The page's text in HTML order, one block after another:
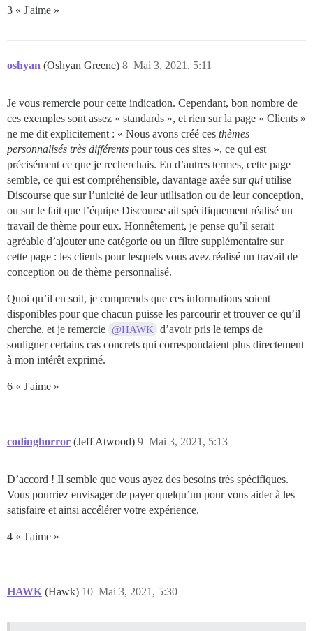
3 « J'aime »
oshyan (Oshyan Greene) Mai 3, 2021, 5:11
8
Je vous remercie pour cette indication. Cependant, bon nombre de
ces exemples sont assez « standards », et rien sur la page « Clients »
ne me dit explicitement : « Nous avons créé ces thèmes
personnalisés très différents pour tous ces sites », ce qui est
précisément ce que je recherchais. En d’autres termes, cette page
semble, ce qui est compréhensible, davantage axée surqui utilise
Discourse que sur l’unicité de leur utilisation ou de leur conception,
ou sur le fait que l’équipe Discourse ait spécifiquement réalisé un
travail de thème pour eux. Honnêtement, je pense qu’il serait
agréable d’ajouter une catégorie ou un filtre supplémentaire sur
cette page : les clients pour lesquels vous avez réalisé un travail de
conception ou de thème personnalisé.
Quoi qu’il en soit, je comprends que ces informations soient
disponibles pour que chacun puisse les parcourir et trouver ce qu’il
cherche, et je remercie @HAWK
d’avoir pris le temps de
souligner certains cas concrets qui correspondaient plus directement
à mon intérêt exprimé.
6 « J'aime »
codinghorror (Jeff Atwood) Mai 3, 2021, 5:13
9
D’accord ! Il semble que vous ayez des besoins très spécifiques.
Vous pourriez envisager de payer quelqu’un pour vous aider à les
satisfaire et ainsi accélérer votre expérience.
4 « J'aime »
HAWK (Hawk) Mai 3, 2021, 5:30
10